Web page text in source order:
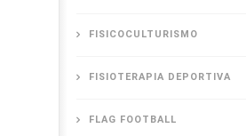
FISICOCULTURISMO
FISIOTERAPIA DEPORTIVA
FLAG FOOTBALL